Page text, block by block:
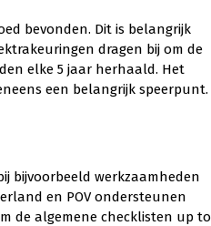
bevonden. Dit is belangrijk
dragen bij om de
elke 5 jaar herhaald. Het
een belangrijk speerpunt.
bijvoorbeeld werkzaamheden
en POV ondersteunen
de algemene checklisten up to